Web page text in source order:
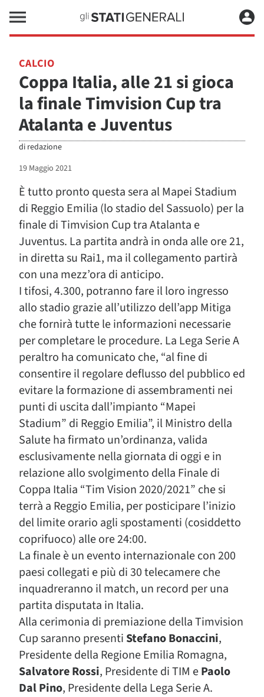
CALCIO
Coppa Italia, alle 21 si gioca
la finale Timvision Cup tra
Atalanta e Juventus
di redazione
19 Maggio 2021
È tutto pronto questa sera al Mapei Stadium
di Reggio Emilia (lo stadio del Sassuolo) per la
finale di Timvision Cup tra Atalanta e
Juventus. La partita andrà in onda alle ore 21,
in diretta su Rai1, ma il collegamento partirà
con una mezz’ora di anticipo.
I tifosi, 4.300, potranno fare il loro ingresso
allo stadio grazie all’utilizzo dell’app Mitiga
che fornirà tutte le informazioni necessarie
per completare le procedure. La Lega Serie A
peraltro ha comunicato che, “al fine di
consentire il regolare deflusso del pubblico ed
evitare la formazione di assembramenti nei
punti di uscita dall’impianto “Mapei
Stadium” di Reggio Emilia”, il Ministro della
Salute ha firmato un’ordinanza, valida
esclusivamente nella giornata di oggi e in
relazione allo svolgimento della Finale di
Coppa Italia “Tim Vision 2020/2021” che si
terrà a Reggio Emilia, per posticipare l’inizio
del limite orario agli spostamenti (cosiddetto
coprifuoco) alle ore 24:00.
La finale è un evento internazionale con 200
paesi collegati e più di 30 telecamere che
inquadreranno il match, un record per una
partita disputata in Italia.
Alla cerimonia di premiazione della Timvision
Cup saranno presenti Stefano Bonaccini,
Presidente della Regione Emilia Romagna,
Salvatore Rossi, Presidente di TIM ePaolo
Dal Pino, Presidente della Lega Serie A.